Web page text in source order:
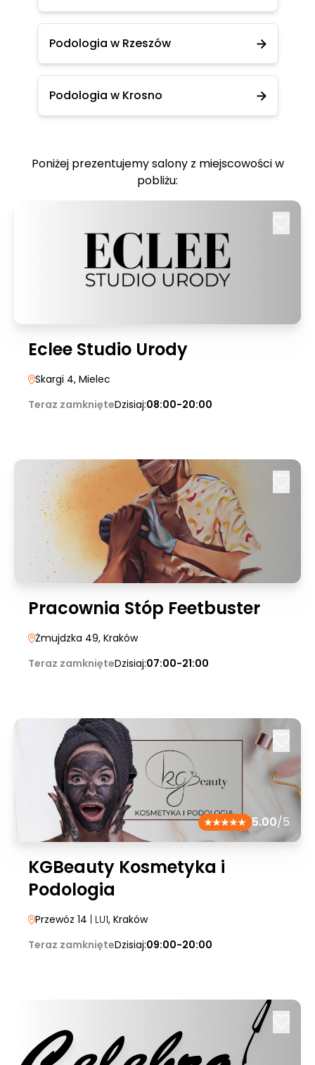
Podologia w Rzeszów
Podologia w Krosno
Poniżej prezentujemy salony z miejscowości w
pobliżu:
Eclee Studio Urody
Skargi 4, Mielec
Teraz zamknięteDzisiaj:08:00-20:00
Pracownia Stóp Feetbuster
Żmujdzka 49, Kraków
Teraz zamknięteDzisiaj:07:00-21:00
5.00/5
KGBeauty Kosmetyka i
Podologia
Przewóz 14 | LU1, Kraków
Teraz zamknięteDzisiaj:09:00-20:00